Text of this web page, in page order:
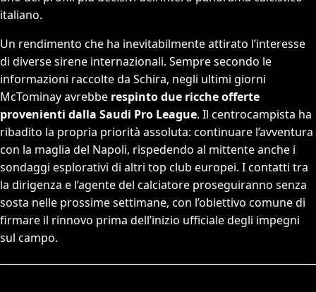
italiano.
Un rendimento che ha inevitabilmente attirato l’interesse
di diverse sirene internazionali. Sempre secondo le
informazioni raccolte da Schira, negli ultimi giorni
McTominay avrebbe respinto due ricche offerte
provenienti dalla Saudi Pro League. Il centrocampista ha
ribadito la propria priorità assoluta: continuare l’avventura
con la maglia del Napoli, rispedendo al mittente anche i
sondaggi esplorativi di altri top club europei. I contatti tra
la dirigenza e l’agente del calciatore proseguiranno senza
sosta nelle prossime settimane, con l’obiettivo comune di
firmare il rinnovo prima dell’inizio ufficiale degli impegni
sul campo.